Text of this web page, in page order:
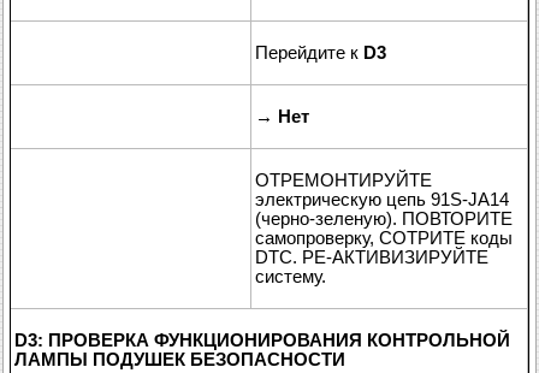
Перейдите к D3
→ Нет
ОТРЕМОНТИРУЙТЕ
электрическую цепь 91S-JA14
(черно-зеленую). ПОВТОРИТЕ
самопроверку, СОТРИТЕ коды
DTC. РЕ-АКТИВИЗИРУЙТЕ
систему.
D3: ПРОВЕРКА ФУНКЦИОНИРОВАНИЯ КОНТРОЛЬНОЙ
ЛАМПЫ ПОДУШЕК БЕЗОПАСНОСТИ